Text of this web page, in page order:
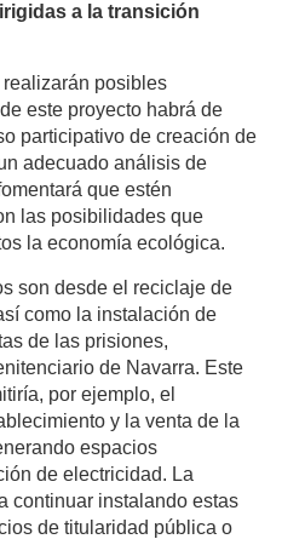
a la transición
posibles
este proyecto habrá de
participativo de creación de
adecuado análisis de
que estén
las posibilidades que
la economía ecológica.
son desde el reciclaje de
como la instalación de
de las prisiones,
de Navarra. Este
por ejemplo, el
y la venta de la
espacios
de electricidad. La
continuar instalando estas
de titularidad pública o